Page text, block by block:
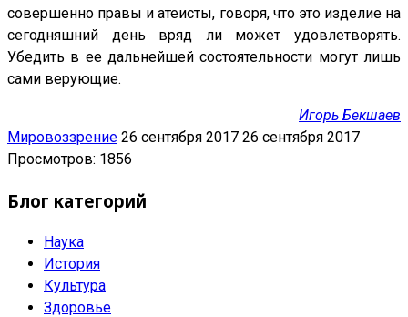
совершенно правы и атеисты, говоря, что это изделие на
сегодняшний день вряд ли может удовлетворять.
Убедить в ее дальнейшей состоятельности могут лишь
сами верующие.
Игорь Бекшаев
Мировоззрение 26 сентября 2017 26 сентября 2017
Просмотров: 1856
Блог категорий
Наука
История
Культура
Здоровье